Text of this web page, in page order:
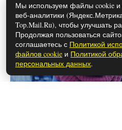
Мы используем файлы cookie и
веб-аналитики
Top.Mail.Ru), чтобы улучшать
Продолжая пользоваться
соглашаетесь с Политикой
файлов cookie и Политикой
персональных данных.